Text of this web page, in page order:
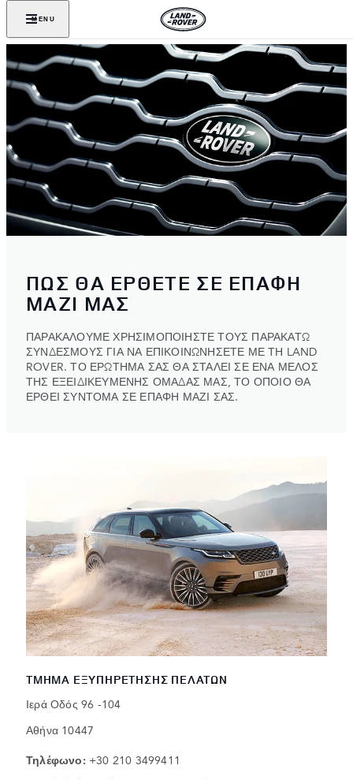
MENU
ΠΩΣ ΘΑ ΕΡΘΕΤΕ ΣΕ ΕΠΑΦΗ
ΜΑΖΙ ΜΑΣ
ΠΑΡΑΚΑΛΟΥΜΕ ΧΡΗΣΙΜΟΠΟΙΗΣΤΕ ΤΟΥΣ ΠΑΡΑΚΑΤΩ
ΣΥΝΔΕΣΜΟΥΣ ΓΙΑ ΝΑ ΕΠΙΚΟΙΝΩΝΗΣΕΤΕ ΜΕ ΤΗ LAND
ROVER. ΤΟ ΕΡΩΤΗΜΑ ΣΑΣ ΘΑ ΣΤΑΛΕΙ ΣΕ ΕΝΑ ΜΕΛΟΣ
ΤΗΣ ΕΞΕΙΔΙΚΕΥΜΕΝΗΣ ΟΜΑΔΑΣ ΜΑΣ, ΤΟ ΟΠΟΙΟ ΘΑ
ΕΡΘΕΙ ΣΥΝΤΟΜΑ ΣΕ ΕΠΑΦΗ ΜΑΖΙ ΣΑΣ.
ΤΜΗΜΑ ΕΞΥΠΗΡΕΤΗΣΗΣ ΠΕΛΑΤΩΝ
Ιερά Οδός 96 -104
Αθήνα 10447
Τηλέφωνο: +30 210 3499411